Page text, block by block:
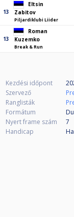
13
Eltsin
Zabitov
Piljardiklubi Liider
13
Roman
Kuzemko
Break & Run
Kezdési időpont
Szervező
Ranglisták
Formátum
Nyert frame szám
7
Handicap